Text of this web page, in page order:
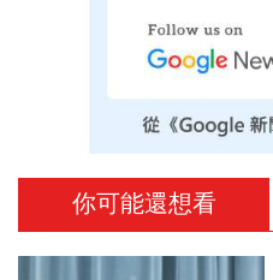
你可能還想看